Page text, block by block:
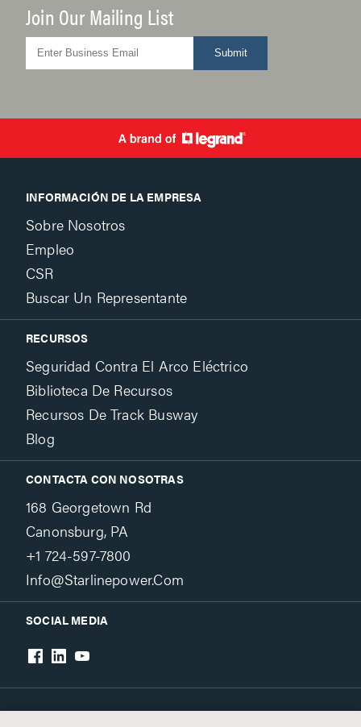
Join Our Mailing List
Submit
INFORMACIÓN DE LA EMPRESA
Sobre Nosotros
Empleo
CSR
Buscar Un Representante
RECURSOS
Seguridad Contra El Arco Eléctrico
Biblioteca De Recursos
Recursos De Track Busway
Blog
CONTACTA CON NOSOTRAS
168 Georgetown Rd
Canonsburg, PA
+1 724-597-7800
Info@starlinepower.com
SOCIAL MEDIA